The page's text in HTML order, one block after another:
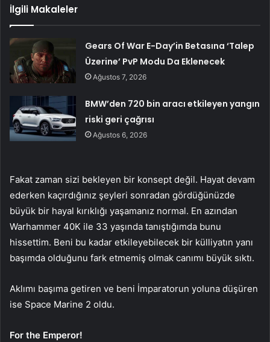
İlgili Makaleler
Gears Of War E-Day’in Betasına ‘Talep
Üzerine’ PvP Modu Da Eklenecek
Ağustos 7, 2026
BMW’den 720 bin aracı etkileyen yangın
riski geri çağrısı
Ağustos 6, 2026
Fakat zaman sizi bekleyen bir konsept değil. Hayat devam
ederken kaçırdığınız şeyleri sonradan gördüğünüzde
büyük bir hayal kırıklığı yaşamanız normal. En azından
Warhammer 40K ile 33 yaşında tanıştığımda bunu
hissettim. Beni bu kadar etkileyebilecek bir külliyatın yanı
başımda olduğunu fark etmemiş olmak canımı büyük sıktı.
Aklımı başıma getiren ve beni İmparatorun yoluna düşüren
ise Space Marine 2 oldu.
For the Emperor!